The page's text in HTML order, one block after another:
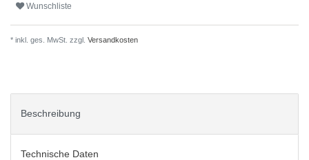
Wunschliste
* inkl. ges. MwSt. zzgl. Versandkosten
Beschreibung
Technische Daten